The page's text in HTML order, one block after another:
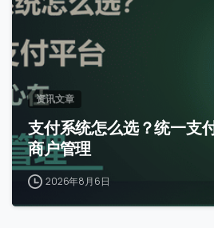
资讯文章
支付系统怎么选？统一支
商户管理
2026年8月6日